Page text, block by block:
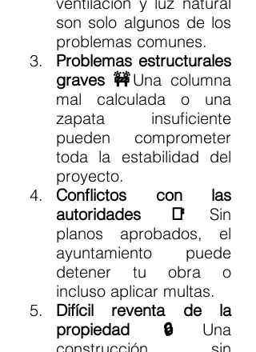
son solo algunos de los
problemas comunes.
Problemas estructurales
graves 🚧Una columna
mal calculada o una
zapata insuficiente
pueden comprometer
toda la estabilidad del
proyecto.
Conflictos con las
autoridades 📑 Sin
planos aprobados, el
ayuntamiento puede
detener tu obra o
incluso aplicar multas.
Difícil reventa de la
propiedad 🔒 Una